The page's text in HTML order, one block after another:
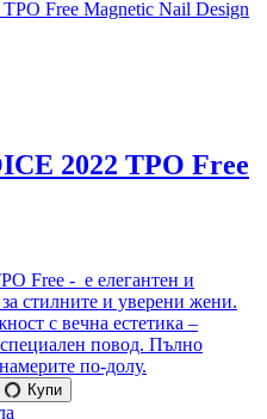
2022 TPO Free
Free - е елегантен и
стилните и уверени жени.
с вечна естетика –
повод. Пълно
по-долу.
Купи